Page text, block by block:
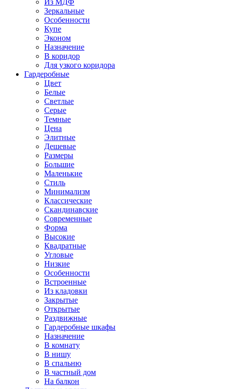
Из МДФ
Зеркальные
Особенности
Купе
Эконом
Назначение
В коридор
Для узкого коридора
Гардеробные
Цвет
Белые
Светлые
Серые
Темные
Цена
Элитные
Дешевые
Размеры
Большие
Маленькие
Стиль
Минимализм
Классические
Скандинавские
Современные
Форма
Высокие
Квадратные
Угловые
Низкие
Особенности
Встроенные
Из кладовки
Закрытые
Открытые
Раздвижные
Гардеробные шкафы
Назначение
В комнату
В нишу
В спальню
В частный дом
На балкон